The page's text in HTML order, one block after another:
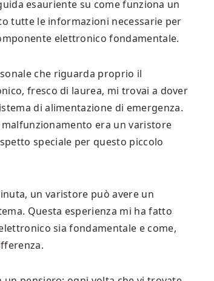
esauriente su come funziona un
tutte le informazioni necessarie per
elettronico fondamentale.
che riguarda proprio il
fresco di laurea, mi trovai a dover
di alimentazione di emergenza.
era un varistore
speciale per questo piccolo
un varistore può avere un
Questa esperienza mi ha fatto
sia fondamentale e come,